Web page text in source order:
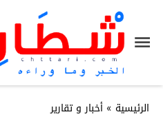
الرئيسية » أخبار و تقارير